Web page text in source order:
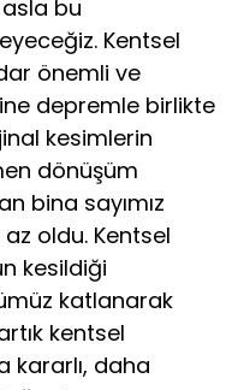
bu
Kentsel
önemli ve
depremle birlikte
kesimlerin
dönüşüm
bina sayımız
az oldu. Kentsel
kesildiği
katlanarak
kentsel
kararlı, daha